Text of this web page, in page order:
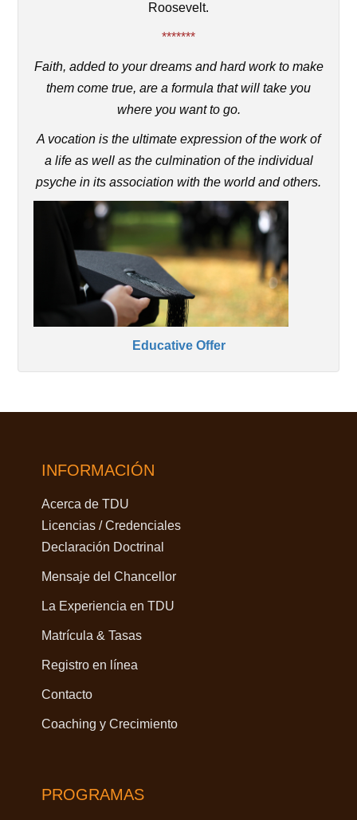
Roosevelt.
*******
Faith, added to your dreams and hard work to make
them come true, are a formula that will take you
where you want to go.
A vocation is the ultimate expression of the work of
a life as well as the culmination of the individual
psyche in its association with the world and others.
Educative Offer
INFORMACIÓN
Acerca de TDU
Licencias / Credenciales
Declaración Doctrinal
Mensaje del Chancellor
La Experiencia en TDU
Matrícula & Tasas
Registro en línea
Contacto
Coaching y Crecimiento
PROGRAMAS